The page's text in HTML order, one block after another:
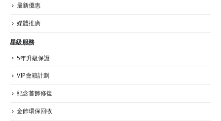
最新優惠
媒體推廣
星級服務
5年升級保證
VIP會籍計劃
紀念首飾修復
金飾環保回收